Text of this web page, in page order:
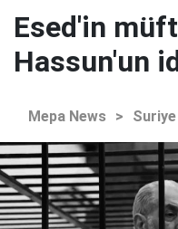
Esed'in
Hassun'un
Mepa News > Suriye